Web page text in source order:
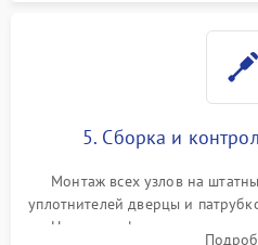
5. Сборка и
Монтаж всех узлов на
уплотнителей дверцы и
Надежная фиксация хомутов